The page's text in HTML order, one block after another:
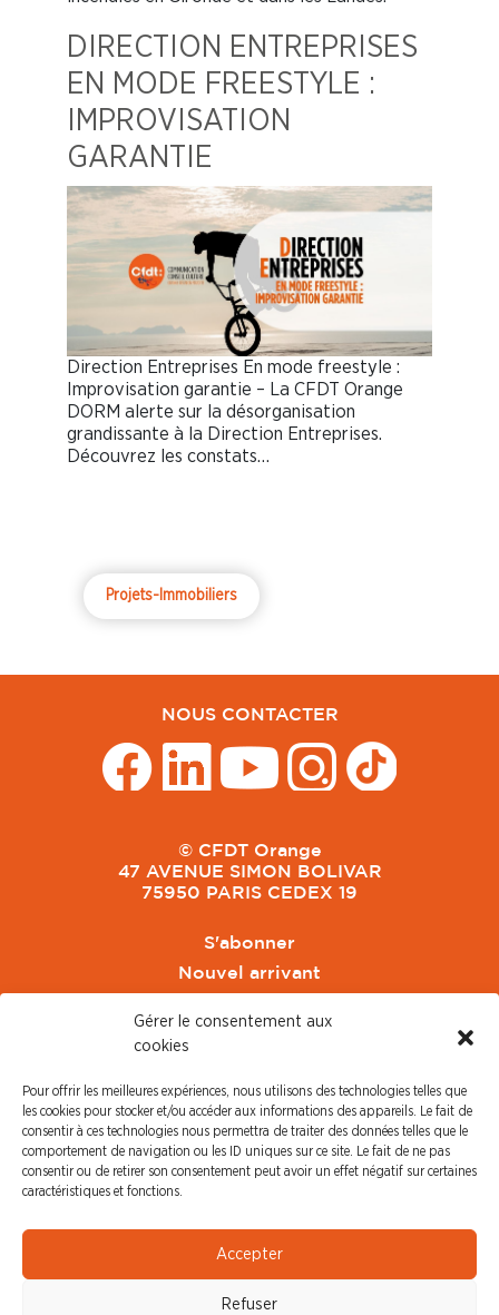
Gérer le consentement aux
cookies
Pour offrir les meilleures expériences, nous utilisons des technologies telles que
les cookies pour stocker et/ou accéder aux informations des appareils. Le fait de
consentir à ces technologies nous permettra de traiter des données telles que le
comportement de navigation ou les ID uniques sur ce site. Le fait de ne pas
consentir ou de retirer son consentement peut avoir un effet négatif sur certaines
caractéristiques et fonctions.
Accepter
Refuser
DIRECTION ENTREPRISES
EN MODE FREESTYLE :
IMPROVISATION
GARANTIE
Direction Entreprises En mode freestyle :
Improvisation garantie – La CFDT Orange
DORM alerte sur la désorganisation
grandissante à la Direction Entreprises.
Découvrez les constats…
Projets-Immobiliers
NOUS CONTACTER
© CFDT Orange
47 AVENUE SIMON BOLIVAR
75950 PARIS CEDEX 19
S'abonner
Nouvel arrivant
CFDT Cadres
CFDT Retraités
L'UFFA
PRESSE
Communiqué de Presse
Revue de Presse